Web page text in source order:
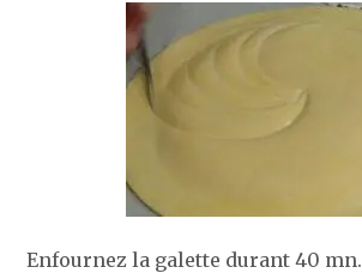
Enfournez la galette durant 40 mn.